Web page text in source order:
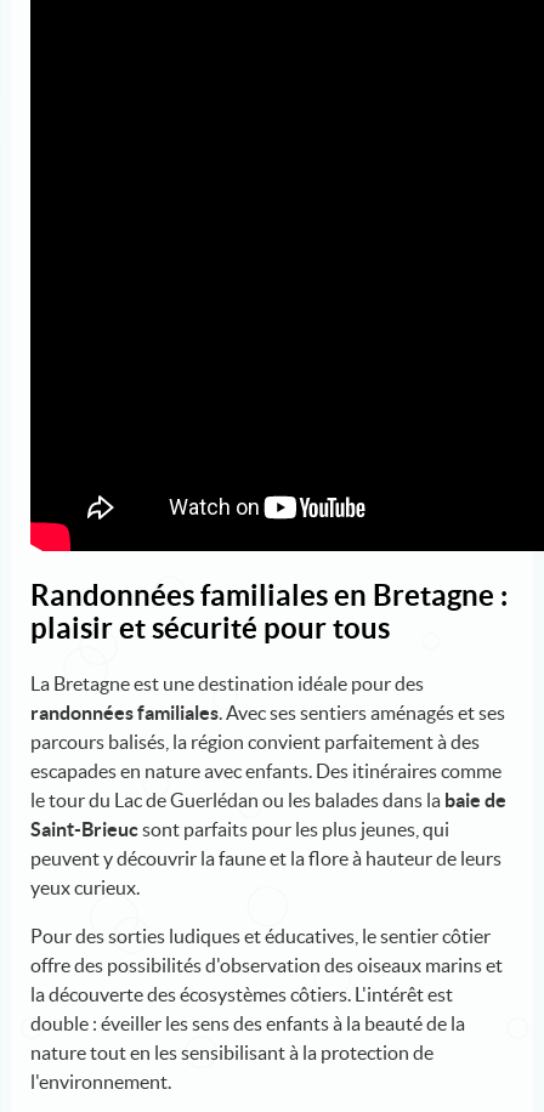
Randonnées familiales en Bretagne :
plaisir et sécurité pour tous
La Bretagne est une destination idéale pour des
randonnées familiales. Avec ses sentiers aménagés et ses
parcours balisés, la région convient parfaitement à des
escapades en nature avec enfants. Des itinéraires comme
le tour du Lac de Guerlédan ou les balades dans la baie de
Saint-Brieucsont parfaits pour les plus jeunes, qui
peuvent y découvrir la faune et la flore à hauteur de leurs
yeux curieux.
Pour des sorties ludiques et éducatives, le sentier côtier
offre des possibilités d'observation des oiseaux marins et
la découverte des écosystèmes côtiers. L'intérêt est
double : éveiller les sens des enfants à la beauté de la
nature tout en les sensibilisant à la protection de
l'environnement.